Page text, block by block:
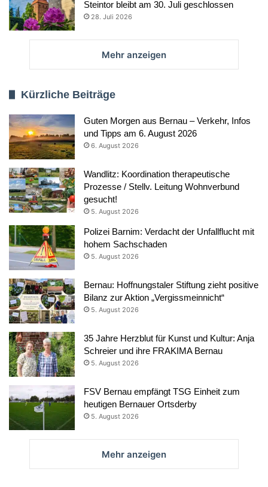
Steintor bleibt am 30. Juli geschlossen
28. Juli 2026
Mehr anzeigen
Kürzliche Beiträge
Guten Morgen aus Bernau – Verkehr, Infos
und Tipps am 6. August 2026
6. August 2026
Wandlitz: Koordination therapeutische
Prozesse / Stellv. Leitung Wohnverbund
gesucht!
5. August 2026
Polizei Barnim: Verdacht der Unfallflucht mit
hohem Sachschaden
5. August 2026
Bernau: Hoffnungstaler Stiftung zieht positive
Bilanz zur Aktion „Vergissmeinnicht“
5. August 2026
35 Jahre Herzblut für Kunst und Kultur: Anja
Schreier und ihre FRAKIMA Bernau
5. August 2026
FSV Bernau empfängt TSG Einheit zum
heutigen Bernauer Ortsderby
5. August 2026
Mehr anzeigen